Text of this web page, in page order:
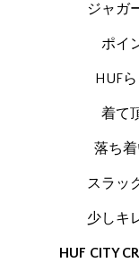
ジャガ
ポイ
HUF
着て
落ち
スラッ
少しキ
HUF CITY